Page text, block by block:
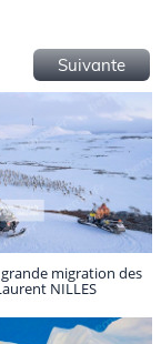
Suivante
migration des
NILLES